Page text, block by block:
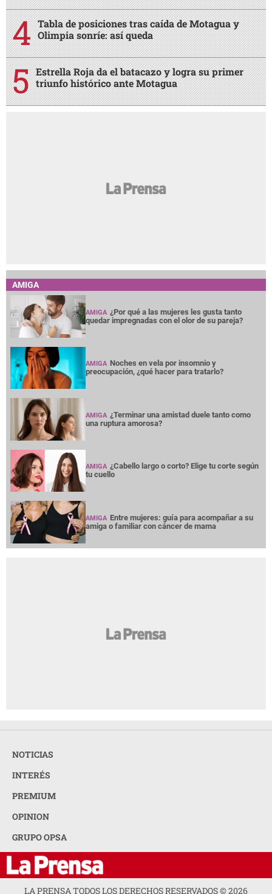
Tabla de posiciones tras caída de Motagua y
Olimpia sonríe: así queda
Estrella Roja da el batacazo y logra su primer
triunfo histórico ante Motagua
AMIGA
AMIGA ¿Por qué a las mujeres les gusta tanto
quedar impregnadas con el olor de su pareja?
AMIGA Noches en vela por insomnio y
preocupación, ¿qué hacer para tratarlo?
AMIGA ¿Terminar una amistad duele tanto como
una ruptura amorosa?
AMIGA ¿Cabello largo o corto? Elige tu corte según
tu cuello
AMIGA Entre mujeres: guía para acompañar a su
amiga o familiar con cáncer de mama
NOTICIAS
INTERÉS
PREMIUM
OPINION
GRUPO OPSA
LA PRENSA TODOS LOS DERECHOS RESERVADOS ©2026